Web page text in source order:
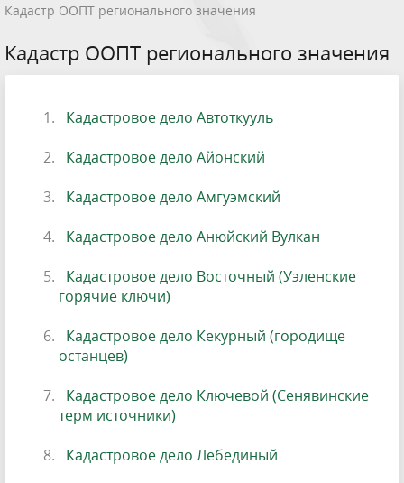
Кадастр ООПТ регионального значения
Кадастр ООПТ регионального значения
Кадастровое дело Автоткууль
Кадастровое дело Айонский
Кадастровое дело Амгуэмский
Кадастровое дело Анюйский Вулкан
Кадастровое дело Восточный (Уэленские
горячие ключи)
Кадастровое дело Кекурный (городище
останцев)
Кадастровое дело Ключевой (Сенявинские
терм источники)
Кадастровое дело Лебединый